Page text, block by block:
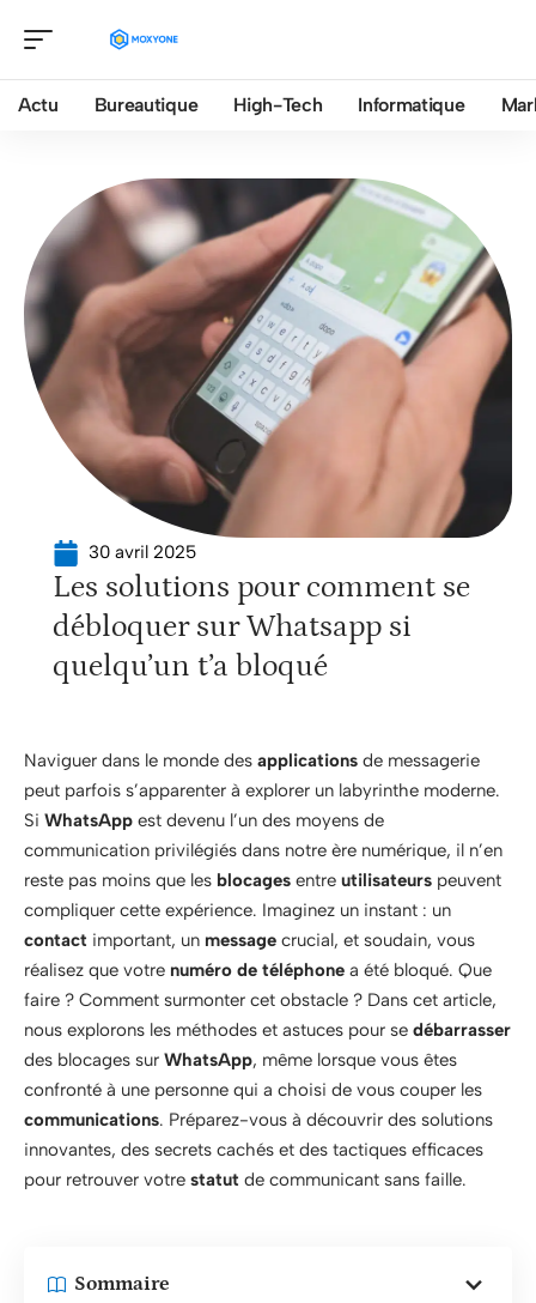
Actu Bureautique High-Tech Informatique
30 avril 2025
Les solutions pour comment se
débloquer sur Whatsapp si
quelqu’un t’a bloqué
Naviguer dans le monde des applications de messagerie
peut parfois s’apparenter à explorer un labyrinthe moderne.
Si WhatsApp est devenu l’un des moyens de
communication privilégiés dans notre ère numérique, il n’en
reste pas moins que les blocages entre utilisateurs peuvent
compliquer cette expérience. Imaginez un instant : un
contact important, un message crucial, et soudain, vous
réalisez que votre numéro de téléphone a été bloqué. Que
faire ? Comment surmonter cet obstacle ? Dans cet article,
nous explorons les méthodes et astuces pour se débarrasser
des blocages sur WhatsApp, même lorsque vous êtes
confronté à une personne qui a choisi de vous couper les
communications. Préparez-vous à découvrir des solutions
innovantes, des secrets cachés et des tactiques efficaces
pour retrouver votre statut de communicant sans faille.
Sommaire